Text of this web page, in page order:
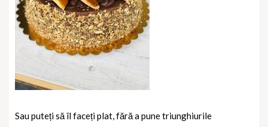
Sau puteți să îl faceți plat, fără a pune triunghiurile